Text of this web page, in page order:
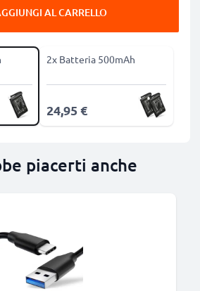
AL CARRELLO
2x Batteria 500mAh
24,95 €
piacerti anche